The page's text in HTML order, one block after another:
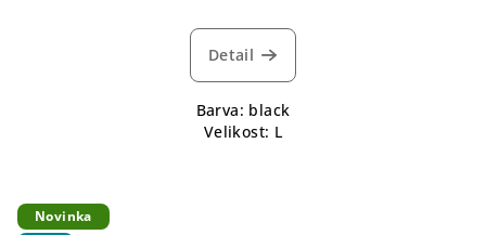
Detail
Barva: black
Velikost: L
Novinka